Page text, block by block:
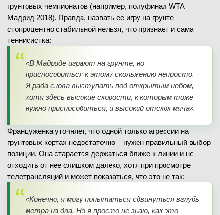
грунтовых чемпионатов (например, полуфинал WTA
Мадрид 2018). Правда, назвать ее игру на грунте
стопроцентно стабильной нельзя, что признает и сама
теннисистка:
«В Мадриде играют на грунте, но
приспособиться к этому скольжению непросто.
Я рада снова выступать под открытым небом,
хотя здесь высокие скорости, к которым тоже
нужно приспособиться, и высокий отскок мяча».
Француженка уточняет, что одной только агрессии на
грунтовых кортах недостаточно – нужен правильный выбор
позиции. Она старается держаться ближе к линии и не
отходить от нее слишком далеко, хотя при просмотре
телетрансляций и может показаться, что это не так:
«Конечно, я могу попытаться сдвинуться вглубь
метра на два. Но я просто не знаю, как это